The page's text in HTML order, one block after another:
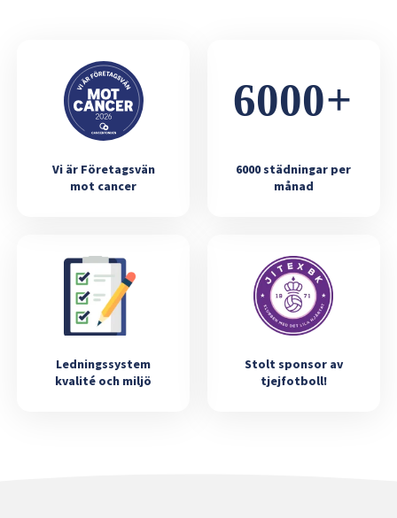
Vi är Företagsvän
mot cancer
6000 städningar per
månad
Ledningssystem
kvalité och miljö
Stolt sponsor av
tjejfotboll!